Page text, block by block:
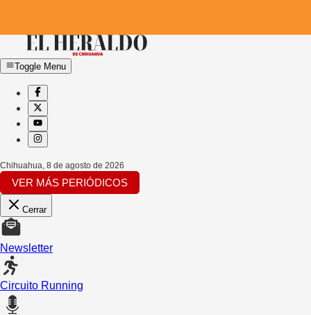
Toggle Menu
Chihuahua 8 de agosto de 2026
VER MÁS PERIÓDICOS
Cerrar
Newsletter
Circuito Running